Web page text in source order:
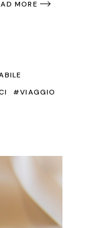
MORE
VIAGGIO